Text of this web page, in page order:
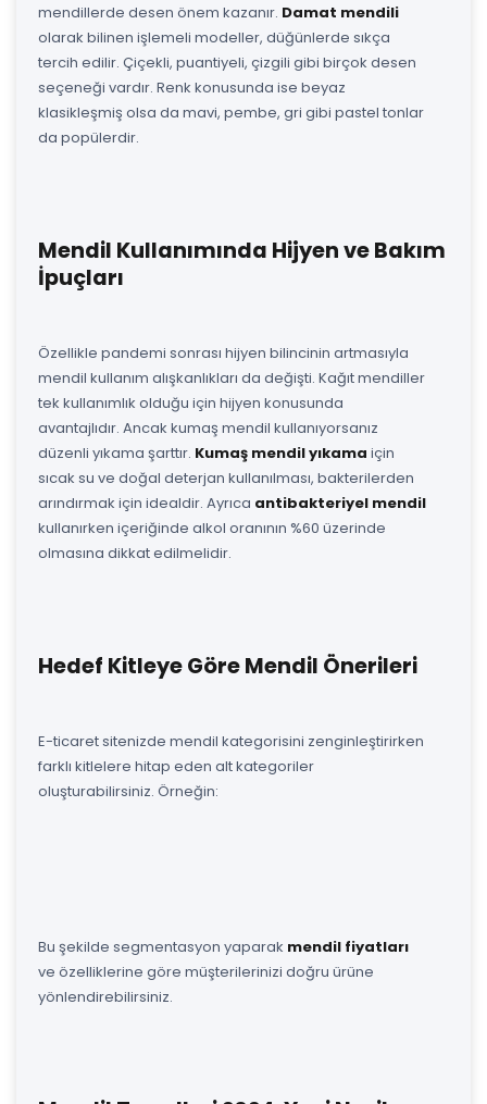
mendillerde desen önem kazanır. Damat mendili
olarak bilinen işlemeli modeller, düğünlerde sıkça
tercih edilir. Çiçekli, puantiyeli, çizgili gibi birçok desen
seçeneği vardır. Renk konusunda ise beyaz
klasikleşmiş olsa da mavi, pembe, gri gibi pastel tonlar
da popülerdir.
Mendil Kullanımında Hijyen ve Bakım
İpuçları
Özellikle pandemi sonrası hijyen bilincinin artmasıyla
mendil kullanım alışkanlıkları da değişti. Kağıt mendiller
tek kullanımlık olduğu için hijyen konusunda
avantajlıdır. Ancak kumaş mendil kullanıyorsanız
düzenli yıkama şarttır. Kumaş mendil yıkama için
sıcak su ve doğal deterjan kullanılması, bakterilerden
arındırmak için idealdir. Ayrıca antibakteriyel mendil
kullanırken içeriğinde alkol oranının %60 üzerinde
olmasına dikkat edilmelidir.
Hedef Kitleye Göre Mendil Önerileri
E-ticaret sitenizde mendil kategorisini zenginleştirirken
farklı kitlelere hitap eden alt kategoriler
oluşturabilirsiniz. Örneğin:
Bu şekilde segmentasyon yaparak mendil fiyatları
ve özelliklerine göre müşterilerinizi doğru ürüne
yönlendirebilirsiniz.